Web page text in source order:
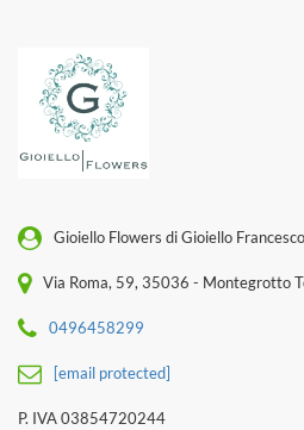
Gioiello Flowers di Gioiello Francesco
Via Roma, 59, 35036 - Montegrotto
0496458299
[email protected]
P. IVA 03854720244